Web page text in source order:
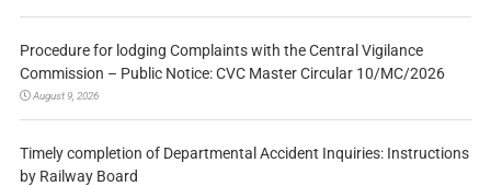
Procedure for lodging Complaints with the Central Vigilance
Commission – Public Notice: CVC Master Circular 10/MC/2026
August 9, 2026
Timely completion of Departmental Accident Inquiries: Instructions
by Railway Board